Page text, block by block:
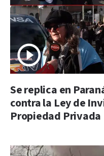
Se replica en
contra la Ley de
Propiedad Privada